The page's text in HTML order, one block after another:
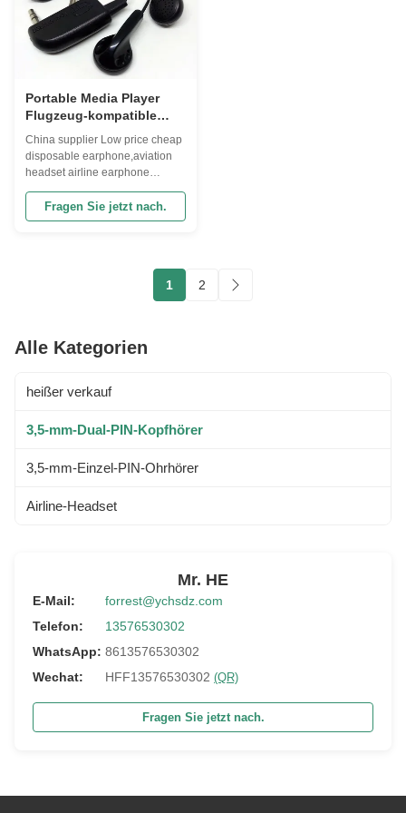
Portable Media Player
Flugzeug-kompatible
Ohrhörer ohne
Steuerknopf Unter 1
Kostenlose Proben
China supplier Low price cheap
disposable earphone,aviation
headset airline earphone
Description Description for the "
2016 long wire headset
Ear Connectors 3.5MM or Dual
PIN Use Portable Media Player,
Fragen Sie jetzt nach.
1 2
Alle Kategorien
heißer verkauf
3,5-mm-Dual-PIN-Kopfhörer
3,5-mm-Einzel-PIN-Ohrhörer
Airline-Headset
Mr. HE
E-Mail:
forrest@ychsdz.com
Telefon:
13576530302
WhatsApp: 8613576530302
Wechat:
HFF13576530302 (QR)
Fragen Sie jetzt nach.